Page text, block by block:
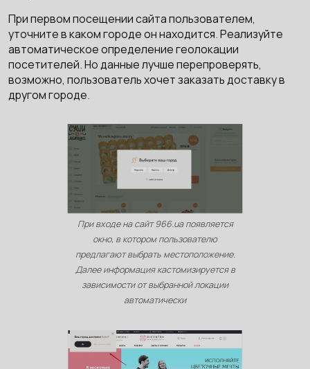
При первом посещении сайта пользователем,
уточните в каком городе он находится. Реализуйте
автоматическое определение геолокации
посетителей. Но данные лучше перепроверять,
возможно, пользователь хочет заказать доставку в
другом городе.
При входе на сайт 966.ua появляется
окно, в котором пользователю
предлагают выбрать местоположение.
Далее информация кастомизируется в
зависимости от выбранной локации
автоматически